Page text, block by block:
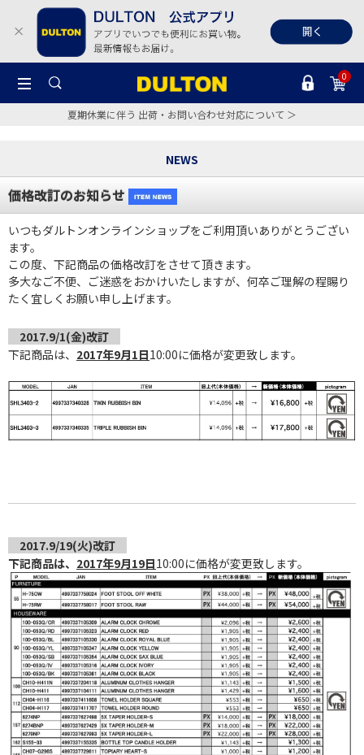
0
夏期休業に伴う 出荷・お問い合わせ対応について ＞
NEWS
価格改訂のお知らせ
いつもダルトンオンラインショップをご利用頂いありがとうござい
ます。
この度、下記商品の価格改訂をさせて頂きます。
多大なご不便、ご迷惑をおかけいたしますが、何卒ご理解の程賜り
たく宜しくお願い申し上げます。
2017.9/1(金)改訂
下記商品は、 2017年9月1日10:00に価格が変更致します。
2017.9/19(火)改訂
下記商品は、 2017年9月19日10:00に価格が変更致します。